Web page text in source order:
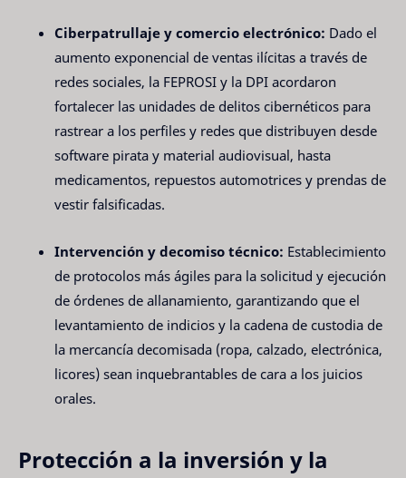
Ciberpatrullaje y comercio electrónico: Dado el
aumento exponencial de ventas ilícitas a través de
redes sociales, la FEPROSI y la DPI acordaron
fortalecer las unidades de delitos cibernéticos para
rastrear a los perfiles y redes que distribuyen desde
software pirata y material audiovisual, hasta
medicamentos, repuestos automotrices y prendas de
vestir falsificadas.
Intervención y decomiso técnico: Establecimiento
de protocolos más ágiles para la solicitud y ejecución
de órdenes de allanamiento, garantizando que el
levantamiento de indicios y la cadena de custodia de
la mercancía decomisada (ropa, calzado, electrónica,
licores) sean inquebrantables de cara a los juicios
orales.
Protección a la inversión y la